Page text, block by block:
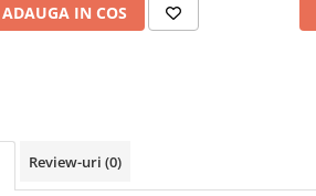
ADAUGA IN COS
Review-uri (0)